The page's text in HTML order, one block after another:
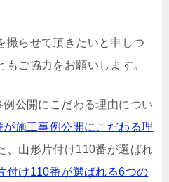
撮らせて頂きたいと申しつ
ご協力をお願いします。
公開にこだわる理由につい
施工事例公開にこだわる理
、山形片付け110番が選ばれ
付け110番が選ばれる6つの